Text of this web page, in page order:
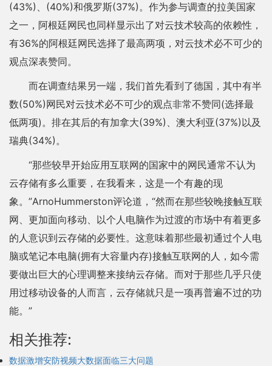
(43%)、(40%)和俄罗斯(37%)。作为参与调查的拉美国家
之一，阿根廷网民也同样显示出了对云技术较高的依赖性，
有36%的阿根廷网民选择了最高两项，对云技术必不可少的
观点深表赞同。
而在调查结果另一端，我们首先看到了德国，其中有半
数(50%)网民对云技术必不可少的观点非常不赞同(选择最
低两项)。排在其后的有加拿大(39%)、澳大利亚(37%)以及
瑞典(34%)。
“那些较早开始应用互联网的国家中的网民通常不认为
云存储有多么重要，在我看来，这是一个有趣的现
象。”ArnoHummerston评论道，“然而在那些较晚接触互联
网、更加面向移动、以个人电脑作为过渡的市场中有着更多
的人意识到云存储的必要性。这意味着那些最初通过个人电
脑或笔记本电脑(拥有大容量内存)接触互联网的人，如今需
要做出巨大的心理调整来接纳云存储。而对于那些几乎只使
用过移动设备的人而言，云存储就只是一项再普遍不过的功
能。”
相关推荐:
数据激增安防视频大数据面临三大问题